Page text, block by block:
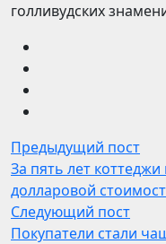
голливудских
Предыдущий пост
За пять лет
долларовой
Следующий пост
Покупатели стали